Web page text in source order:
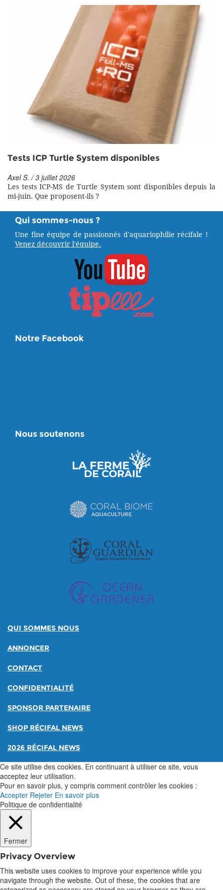
Tests ICP Turtle System disponibles
Axel S. / 3 juillet 2026
Les tests ICP-MS de Turtle System sont disponibles depuis la
mi-juin. Que proposent-ils ?
Qui sommes-nous ?
Une fine équipe de passionnés d'aquariophilie récifale !
Venez découvrir l'équipe.
Notre Facebook
Nous soutenons
QUI SOMMES NOUS
ANNONCER
CONTACT
CONFIDENTIALITÉ
SPONSOR PARTENAIRE
SHOP RÉCIFAL NEWS
2026 RÉCIFAL NEWS
Ce site utilise des cookies. En continuant à utiliser ce site, vous
acceptez leur utilisation.
Pour en savoir plus, y compris comment contrôler les cookies :
Accepter Rejeter En savoir plus
Politique de confidentialité
Fermer
Privacy Overview
This website uses cookies to improve your experience while you
navigate through the website. Out of these, the cookies that are